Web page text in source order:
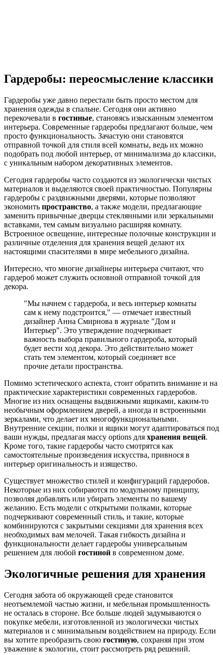
Гардеробы: переосмысление классики
Гардеробы уже давно перестали быть просто местом для
хранения одежды в спальне. Сегодня они активно
перекочевали в гостиные, становясь изысканным элементом
интерьера. Современные гардеробы предлагают больше, чем
просто функциональность. Зачастую они становятся
отправной точкой для стиля всей комнаты, ведь их можно
подобрать под любой интерьер, от минимализма до классики,
с уникальным набором декоративных элементов.
Сегодня гардеробы часто создаются из экологически чистых
материалов и выделяются своей практичностью. Популярны
гардеробы с раздвижными дверями, которые позволяют
экономить пространство, а также модели, предлагающие
заменить привычные дверцы стеклянными или зеркальными
вставками, тем самым визуально расширяя комнату.
Встроенное освещение, интересные полочные конструкции и
различные отделения для хранения вещей делают их
настоящими спасителями в мире мебельного дизайна.
Интересно, что многие дизайнеры интерьера считают, что
гардероб может служить основной отправной точкой для
декора.
"Мы начнем с гардероба, и весь интерьер комнаты
сам к нему подстроится," — отмечает известный
дизайнер Анна Смирнова в журнале "Дом и
Интерьер". Это утверждение подчеркивает
важность выбора правильного гардероба, который
будет вести ход декора. Это действительно может
стать тем элементом, который соединяет все
прочие детали пространства.
Помимо эстетического аспекта, стоит обратить внимание и на
практические характеристики современных гардеробов.
Многие из них оснащены выдвижными ящиками, каким-то
необычным оформлением дверей, а иногда и встроенными
зеркалами, что делает их многофункциональными.
Внутренние секции, полки и ящики могут адаптироваться под
ваши нужды, предлагая массу options для хранения вещей.
Кроме того, такие гардеробы часто смотрятся как
самостоятельные произведения искусства, привнося в
интерьер оригинальность и изящество.
Существует множество стилей и конфигураций гардеробов.
Некоторые из них собираются по модульному принципу,
позволяя добавлять или убирать элементы по вашему
желанию. Есть модели с открытыми полками, которые
подчеркивают современный стиль, и такие, которые
комбинируются с закрытыми секциями для хранения всех
необходимых вам мелочей. Такая гибкость дизайна и
функциональности делает гардеробы универсальным
решением для любой гостиной в современном доме.
Экологичные решения для хранения
Сегодня забота об окружающей среде становится
неотъемлемой частью жизни, и мебельная промышленность
не осталась в стороне. Все больше людей задумываются о
покупке мебели, изготовленной из экологически чистых
материалов и с минимальным воздействием на природу. Если
вы хотите преобразить свою гостиную, сохраняя при этом
уважение к экологии, стоит рассмотреть ряд решений.